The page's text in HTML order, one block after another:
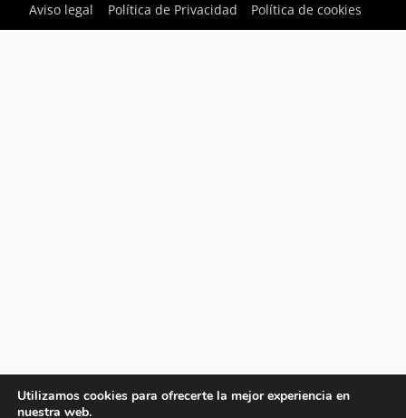
Aviso legal
Política de Privacidad Política de cookies
Utilizamos cookies para ofrecerte la mejor experiencia en
nuestra web.